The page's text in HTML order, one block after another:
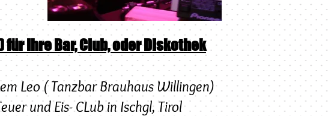
für Ihre Bar, Club, oder Diskothek
Leo ( Tanzbar Brauhaus Willingen)
und Eis- CLub in Ischgl, Tirol